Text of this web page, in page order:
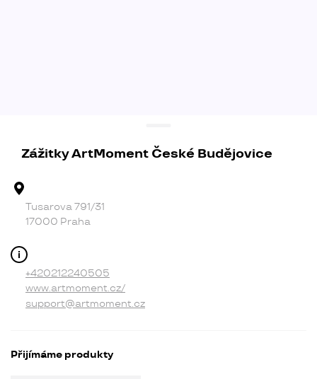
Zážitky ArtMoment České Budějovice
Tusarova 791/31
17000 Praha
+420212240505
www.artmoment.cz/
support@artmoment.cz
Přijímáme produkty